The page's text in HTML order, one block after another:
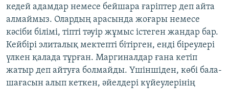
кедей адамдар немесе бейшара ғаріптер деп айта
алмаймыз. Олардың арасында жоғары немесе
кәсіби білімі, тіпті тәуір жұмыс істеген жандар бар.
Кейбірі элиталық мектепті бітірген, енді біреулері
үлкен қалада тұрған. Маргиналдар ғана кетіп
жатыр деп айтуға болмайды. Үшіншіден, көбі бала-
шағасын алып кеткен, әйелдері күйеулерінің